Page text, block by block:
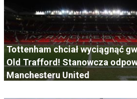
Tottenham chciał wyciągnąć
Old Trafford! Stanowcza
Manchesteru United